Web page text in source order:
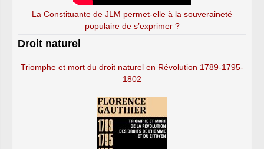
La Constituante de JLM permet-elle à la souveraineté
populaire de s’exprimer ?
Droit naturel
Triomphe et mort du droit naturel en Révolution 1789-1795-
1802